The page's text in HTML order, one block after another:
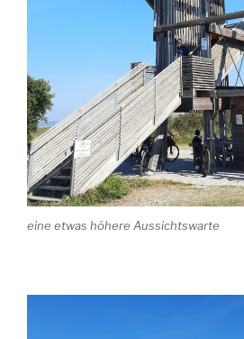
eine etwas höhere Aussichtswarte